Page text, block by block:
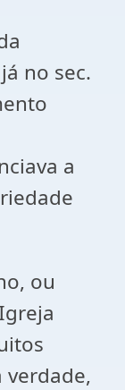
no sec.
a
ou
verdade,